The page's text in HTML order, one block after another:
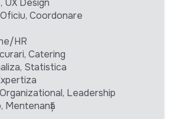
UX Design
Coordonare
HR
Catering
Statistica
Leadership
Mentenanță